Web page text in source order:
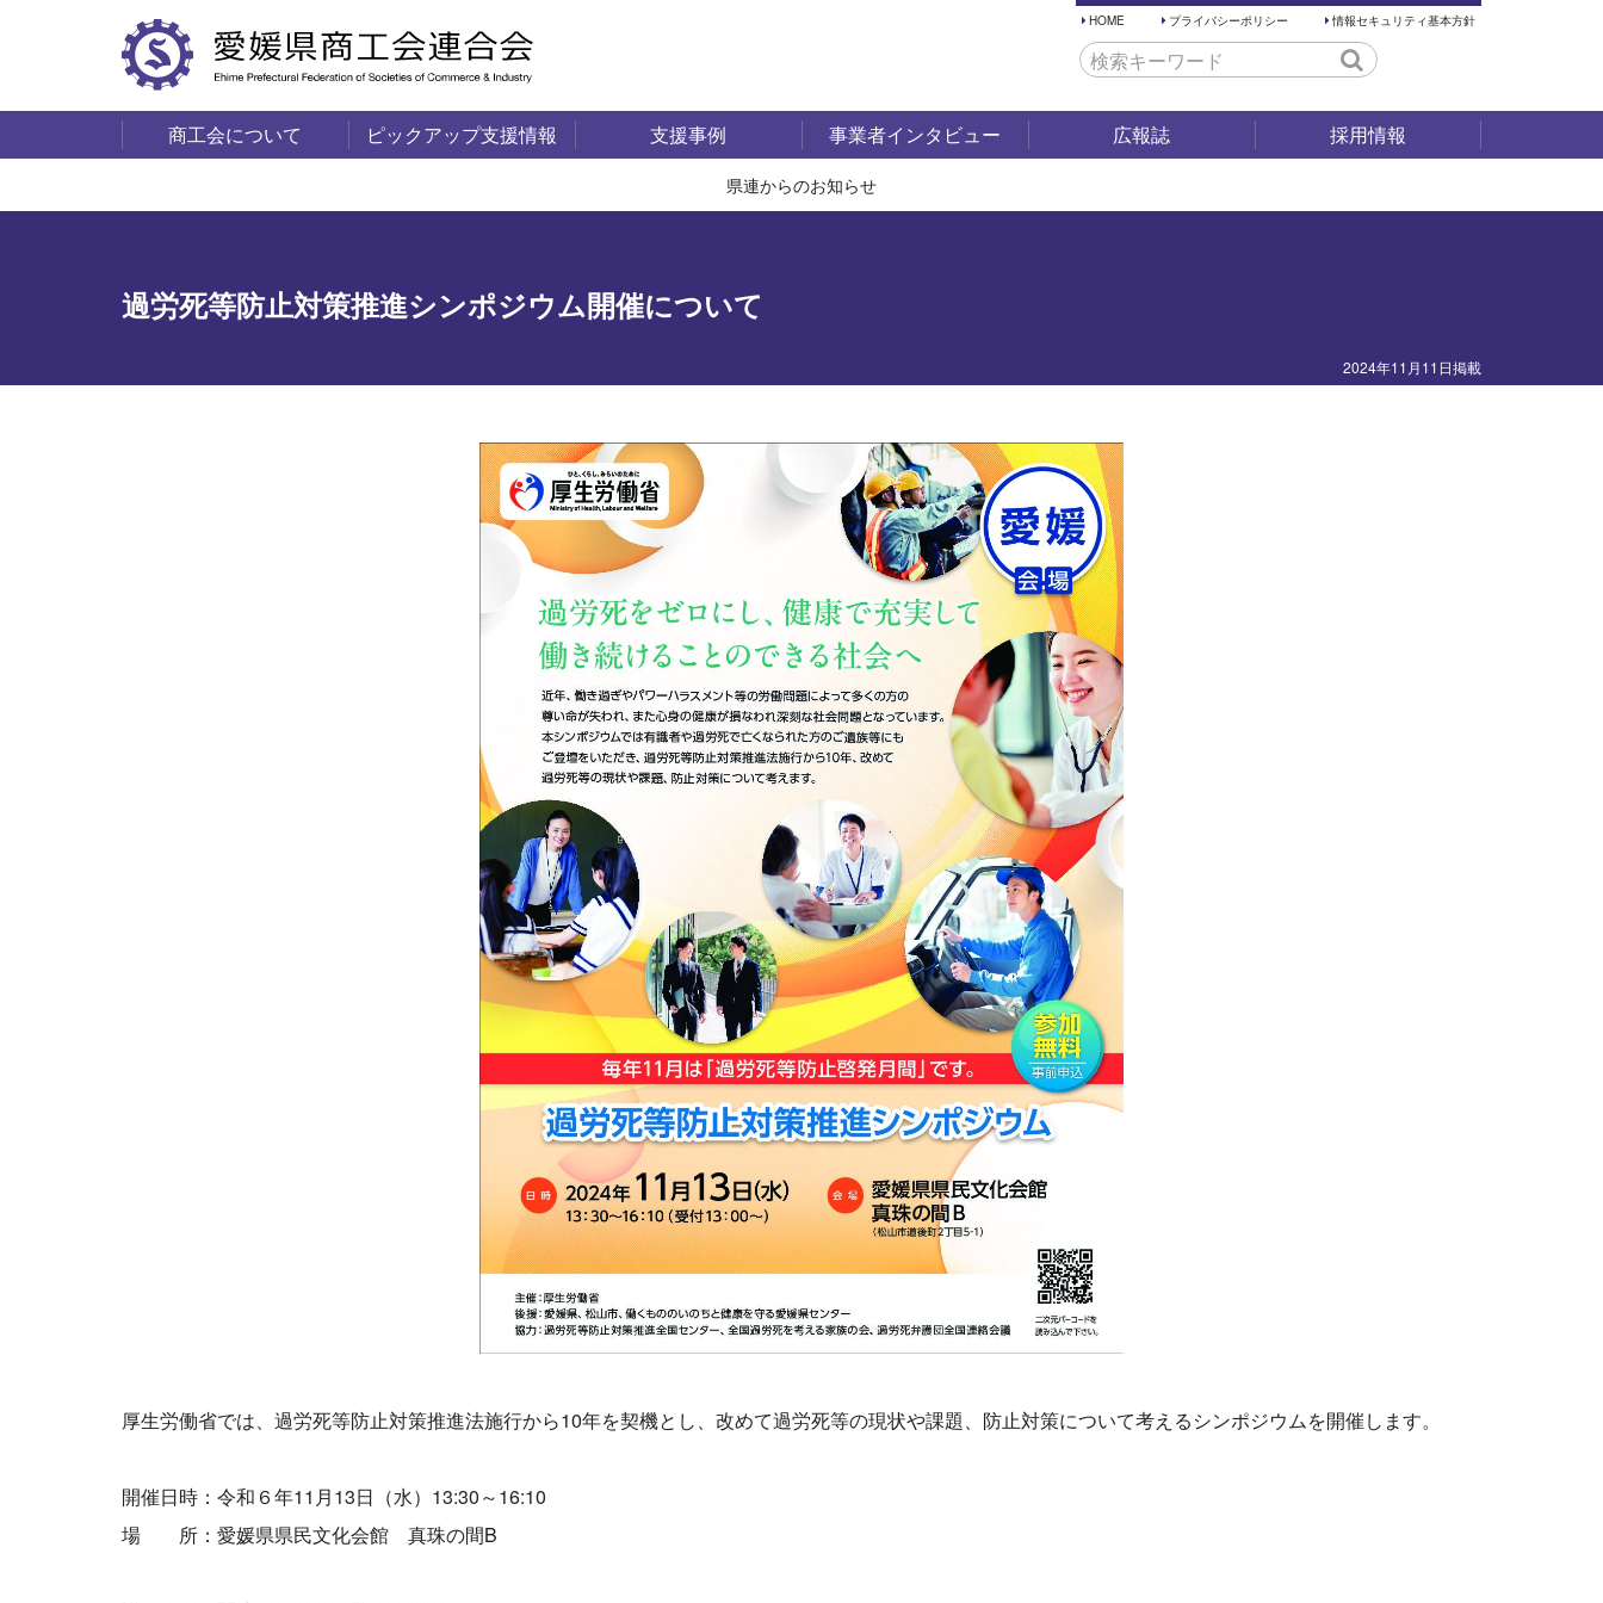
HOME プライバシーポリシー 情報セキュリティ基本方針
商工会について ピックアップ支援情報 支援事例 事業者インタビュー 広報誌 採用情報
県連からのお知らせ
過労死等防止対策推進シンポジウム開催について
2024年11月11日掲載
厚生労働省では、過労死等防止対策推進法施行から10年を契機とし、改めて過労死等の現状や課題、防止対策について考えるシンポジウムを開催します。
開催日時：令和６年11月13日（水）13:30～16:10
場 所：愛媛県県民文化会館 真珠の間B